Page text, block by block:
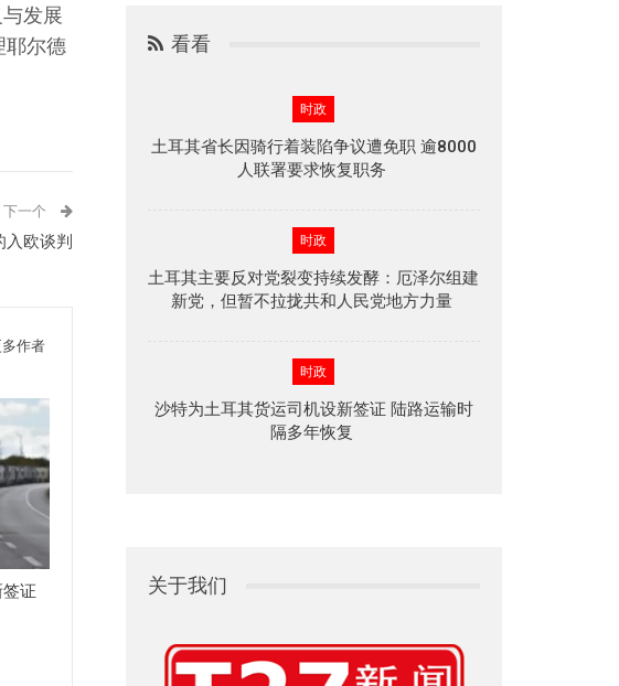
发展
耶尔德
下一个
欧谈判
作者
证
看看
时政
土耳其省长因骑行着装陷争议遭免职 逾8000
人联署要求恢复职务
时政
土耳其主要反对党裂变持续发酵：厄泽尔组建
新党，但暂不拉拢共和人民党地方力量
时政
沙特为土耳其货运司机设新签证 陆路运输时
隔多年恢复
关于我们